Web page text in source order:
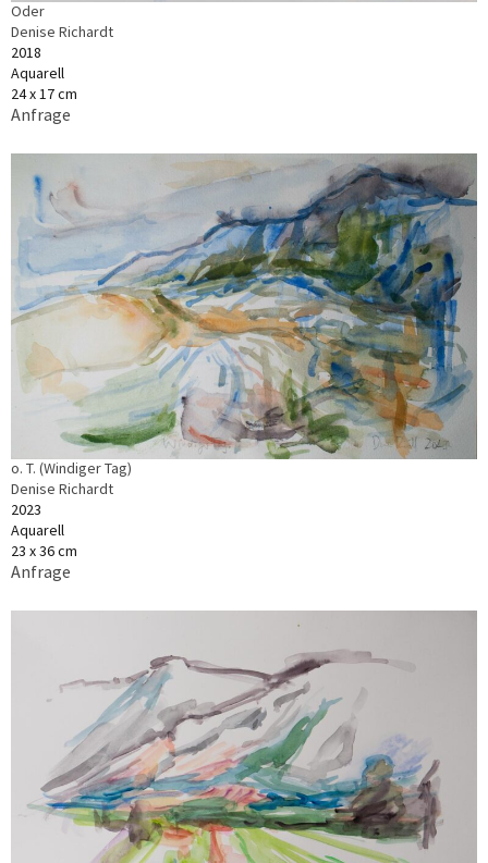
Oder
Denise Richardt
2018
Aquarell
24 x 17 cm
Anfrage
o. T. (Windiger Tag)
Denise Richardt
2023
Aquarell
23 x 36 cm
Anfrage